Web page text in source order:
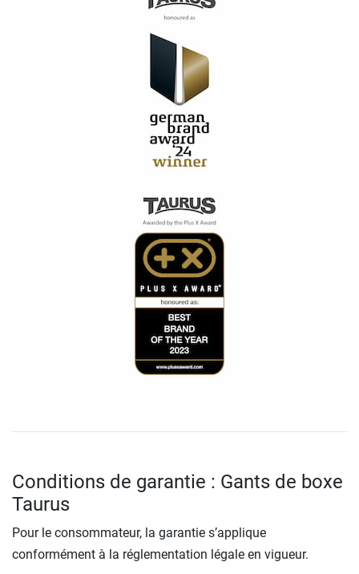
Conditions de garantie : Gants de boxe
Taurus
Pour le consommateur, la garantie s’applique
conformément à la réglementation légale en vigueur.